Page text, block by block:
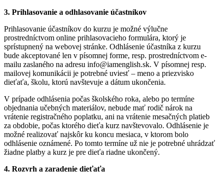
3. Prihlasovanie a odhlasovanie účastníkov
Prihlasovanie účastníkov do kurzu je možné výlučne
prostredníctvom online prihlasovacieho formulára, ktorý je
sprístupnený na webovej stránke. Odhlásenie účastníka z kurzu
bude akceptované len v písomnej forme, resp. prostredníctvom e-
mailu zaslaného na adresu info@iamenglish.sk. V písomnej resp.
mailovej komunikácii je potrebné uviesť – meno a priezvisko
dieťaťa, školu, ktorú navštevuje a dátum ukončenia.
V prípade odhlásenia počas školského roka, alebo po termíne
objednania učebných materiálov, nebude mať rodič nárok na
vrátenie registračného poplatku, ani na vrátenie mesačných platieb
za obdobie, počas ktorého dieťa kurz navštevovalo. Odhlásenie je
možné realizovať najskôr ku koncu mesiaca, v ktorom bolo
odhlásenie oznámené. Po tomto termíne už nie je potrebné uhrádzať
žiadne platby a kurz je pre dieťa riadne ukončený.
4. Rozvrh a zaradenie dieťaťa